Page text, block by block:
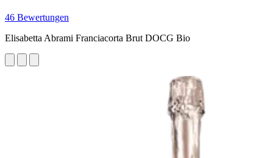
46 Bewertungen
Elisabetta Abrami Franciacorta Brut DOCG Bio